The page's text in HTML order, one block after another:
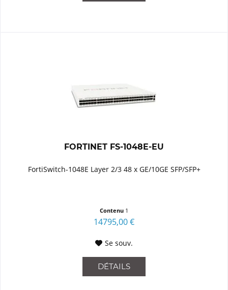
FORTINET FS-1048E-EU
FortiSwitch-1048E Layer 2/3 48 x GE/10GE SFP/SFP+
Contenu 1
14795,00 €
Se souv.
DÉTAILS